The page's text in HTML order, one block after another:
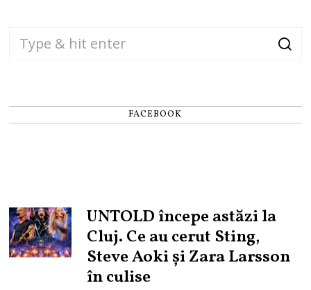
FACEBOOK
UNTOLD începe astăzi la
Cluj. Ce au cerut Sting,
Steve Aoki și Zara Larsson
în culise